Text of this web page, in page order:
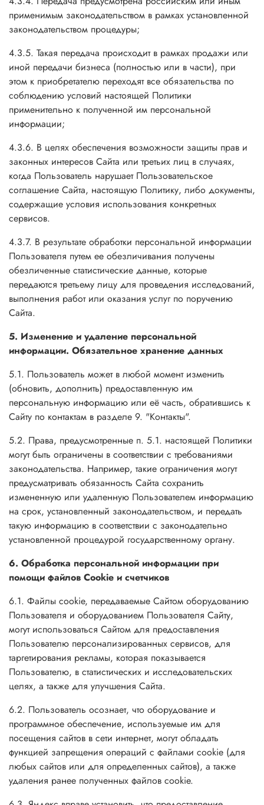
применимым законодательством в рамках установленной
законодательством процедуры;
4.3.5. Такая передача происходит в рамках продажи или
иной передачи бизнеса (полностью или в части), при
этом к приобретателю переходят все обязательства по
соблюдению условий настоящей Политики
применительно к полученной им персональной
информации;
4.3.6. В целях обеспечения возможности защиты прав и
законных интересов Сайта или третьих лиц в случаях,
когда Пользователь нарушает Пользовательское
соглашение Сайта, настоящую Политику, либо документы,
содержащие условия использования конкретных
сервисов.
4.3.7. В результате обработки персональной информации
Пользователя путем ее обезличивания получены
обезличенные статистические данные, которые
передаются третьему лицу для проведения исследований,
выполнения работ или оказания услуг по поручению
Сайта.
5. Изменение и удаление персональной
информации. Обязательное хранение данных
5.1. Пользователь может в любой момент изменить
(обновить, дополнить) предоставленную им
персональную информацию или её часть, обратившись к
Сайту по контактам в разделе 9. "Контакты".
5.2. Права, предусмотренные п. 5.1. настоящей Политики
могут быть ограничены в соответствии с требованиями
законодательства. Например, такие ограничения могут
предусматривать обязанность Сайта сохранить
измененную или удаленную Пользователем информацию
на срок, установленный законодательством, и передать
такую информацию в соответствии с законодательно
установленной процедурой государственному органу.
6. Обработка персональной информации при
помощи файлов Cookie и счетчиков
6.1. Файлы cookie, передаваемые Сайтом оборудованию
Пользователя и оборудованием Пользователя Сайту,
могут использоваться Сайтом для предоставления
Пользователю персонализированных сервисов, для
таргетирования рекламы, которая показывается
Пользователю, в статистических и исследовательских
целях, а также для улучшения Сайта.
6.2. Пользователь осознает, что оборудование и
программное обеспечение, используемые им для
посещения сайтов в сети интернет, могут обладать
функцией запрещения операций с файлами cookie (для
любых сайтов или для определенных сайтов), а также
удаления ранее полученных файлов cookie.